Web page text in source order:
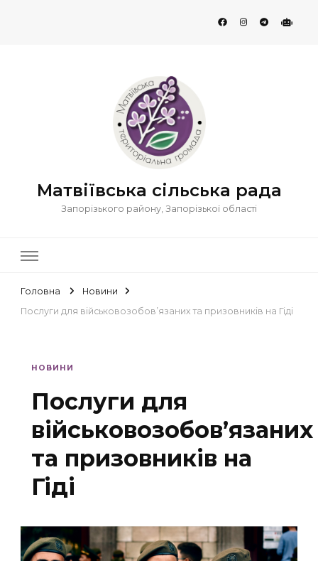
Матвіївська сільська рада
Запорізького району, Запорізької області
Головна
Новини
Послуги для військовозобов’язаних та призовників на Гіді
НОВИНИ
Послуги для
військовозобов’язаних
та призовників на
Гіді